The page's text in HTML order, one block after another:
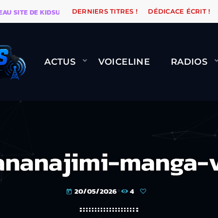
DE KIDSUNE WARÉTRO ORANGE ROAD QUI
DERNIERS TITRES ! DÉDICACE ÉCRIT !
ACTUS VOICELINE RADIOS
manga-
today 20/05/2026 4